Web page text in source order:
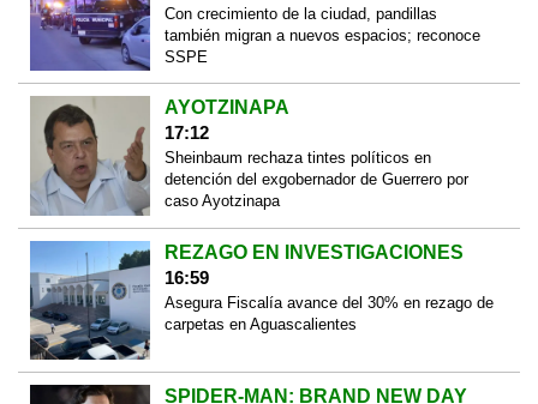
Con crecimiento de la ciudad, pandillas
también migran a nuevos espacios; reconoce
SSPE
AYOTZINAPA
17:12
Sheinbaum rechaza tintes políticos en
detención del exgobernador de Guerrero por
caso Ayotzinapa
REZAGO EN INVESTIGACIONES
16:59
Asegura Fiscalía avance del 30% en rezago de
carpetas en Aguascalientes
SPIDER-MAN: BRAND NEW DAY